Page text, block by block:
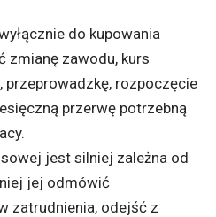
do kupowania
zmianę zawodu, kurs
rozpoczęcie
przerwę potrzebną
jest silniej zależna od
jej odmówić
zatrudnienia, odejść z